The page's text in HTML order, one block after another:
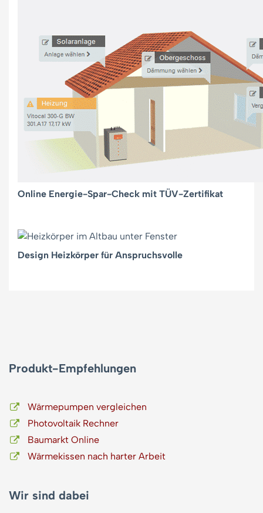
Online Energie-Spar-Check mit TÜV-Zertifikat
Design Heizkörper für Anspruchsvolle
Produkt-Empfehlungen
Wärmepumpen vergleichen
Photovoltaik Rechner
Baumarkt Online
Wärmekissen nach harter Arbeit
Wir sind dabei